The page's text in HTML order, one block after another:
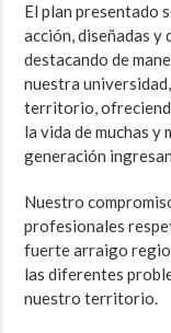
El plan presentado
acción, diseñadas
destacando de
nuestra
territorio,
la vida de muchas y
generación
Nuestro
profesionales
fuerte arraigo
las diferentes
nuestro territorio.